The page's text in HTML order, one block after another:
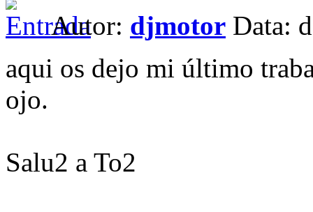
Autor: djmotor Data:
aqui os dejo mi último
ojo.
Salu2 a To2